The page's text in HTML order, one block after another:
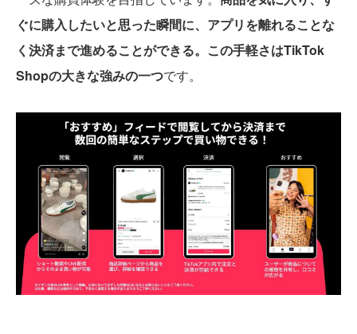
ぐに購入したいと思った瞬間に、アプリを離れることな
く決済まで進めることができる。この手軽さはTikTok
Shopの大きな強みの一つです。